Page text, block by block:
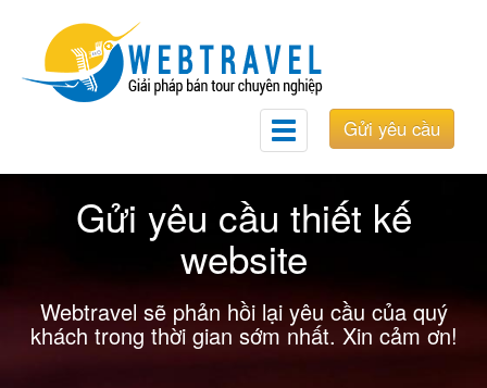
Gửi yêu cầu
Toggle
navigation
Gửi yêu cầu thiết kế
website
Webtravel sẽ phản hồi lại yêu cầu của quý
khách trong thời gian sớm nhất. Xin cảm ơn!